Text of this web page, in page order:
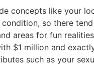
concepts like your
so there
areas for fun
$1 million and
such as your